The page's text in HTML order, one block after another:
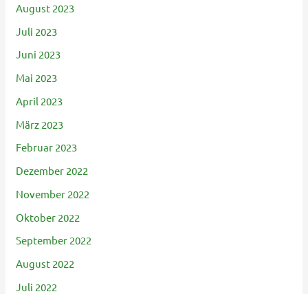
August 2023
Juli 2023
Juni 2023
Mai 2023
April 2023
März 2023
Februar 2023
Dezember 2022
November 2022
Oktober 2022
September 2022
August 2022
Juli 2022